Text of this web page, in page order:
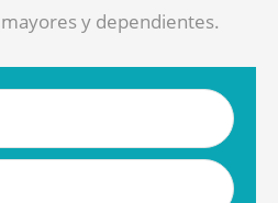
y dependientes.